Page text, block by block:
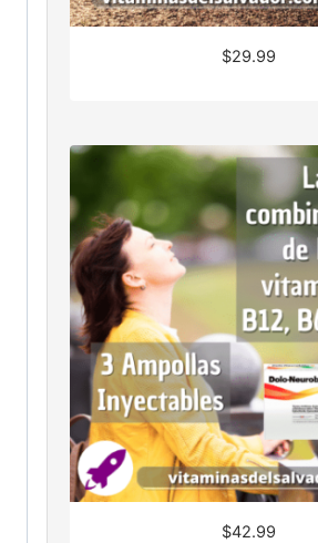
$29.99
$42.99